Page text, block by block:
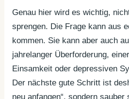
Genau hier wird es wichtig,
sprengen. Die Frage kann aus
kommen. Sie kann aber auch
jahrelanger Überforderung,
Einsamkeit oder depressiven
Der nächste gute Schritt ist
neu anfangen“, sondern sauber